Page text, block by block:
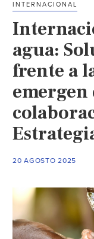
INTERNACIONAL
agua:
frente a
emergen
20 AGOSTO 2025